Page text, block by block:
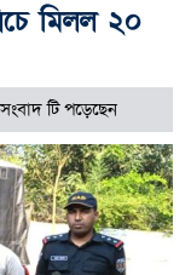
মিলল ২০
টি পড়েছেন